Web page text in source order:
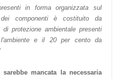
in forma organizzata sul
componenti è costituito da
protezione ambientale presenti
e il 20 per cento da
sarebbe mancata la necessaria